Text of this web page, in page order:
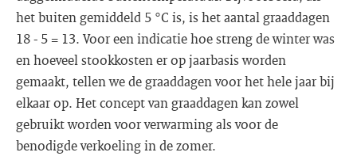
het buiten gemiddeld 5 °C is, is het aantal graaddagen
18 - 5 = 13. Voor een indicatie hoe streng de winter was
en hoeveel stookkosten er op jaarbasis worden
gemaakt, tellen we de graaddagen voor het hele jaar bij
elkaar op. Het concept van graaddagen kan zowel
gebruikt worden voor verwarming als voor de
benodigde verkoeling in de zomer.